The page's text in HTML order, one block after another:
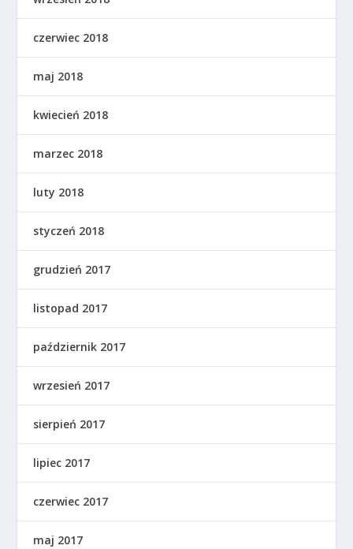
czerwiec 2018
maj 2018
kwiecień 2018
marzec 2018
luty 2018
styczeń 2018
grudzień 2017
listopad 2017
październik 2017
wrzesień 2017
sierpień 2017
lipiec 2017
czerwiec 2017
maj 2017